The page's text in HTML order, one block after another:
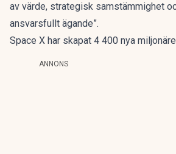
av värde, strategisk samstämmighet
ansvarsfullt ägande”.
Space X har skapat 4 400 nya
ANNONS